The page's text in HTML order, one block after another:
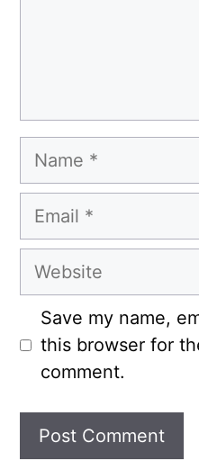
Name
Email
Website
Save my name,
this browser for
comment.